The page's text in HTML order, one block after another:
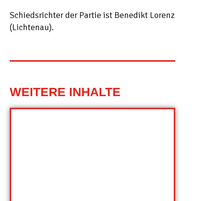
Schiedsrichter der Partie ist Benedikt Lorenz
(Lichtenau).
WEITERE INHALTE